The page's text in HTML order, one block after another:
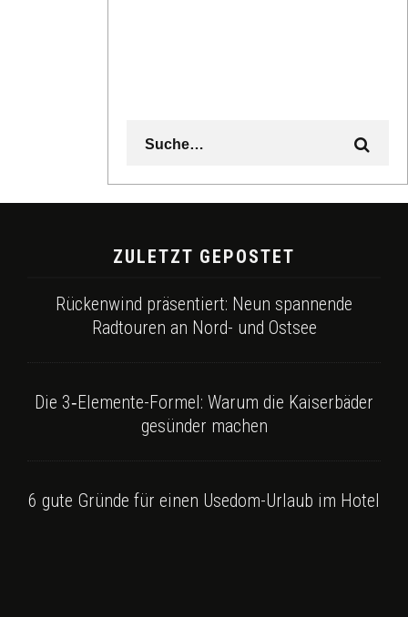
ZULETZT GEPOSTET
Rückenwind präsentiert: Neun spannende
Radtouren an Nord- und Ostsee
Die 3‑Elemente-Formel: Warum die Kaiserbäder
gesünder machen
6 gute Gründe für einen Usedom-Urlaub im Hotel